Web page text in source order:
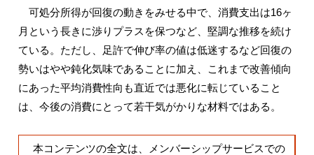
可処分所得が回復の動きをみせる中で、消費支出は16ヶ
月という長きに渉りプラスを保つなど、堅調な推移を続け
ている。ただし、足許で伸び率の値は低迷するなど回復の
勢いはやや鈍化気味であることに加え、これまで改善傾向
にあった平均消費性向も直近では悪化に転じていること
は、今後の消費にとって若干気がかりな材料ではある。
本コンテンツの全文は、メンバーシップサービスでの